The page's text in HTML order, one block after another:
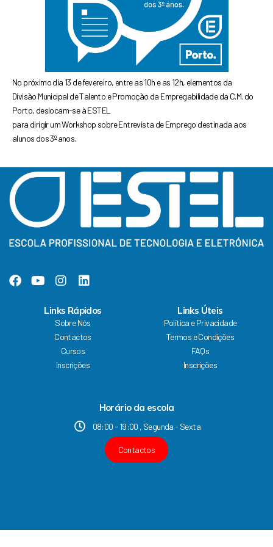
No próximo dia 13 de fevereiro, entre as 10h e as 12h, elementos da
Divisão Municipal de Talento e Promoção da Empregabilidade da C.M. do
Porto, deslocam-se à ESTEL
para dirigir um Workshop sobre Entrevista de Emprego destinada aos
alunos dos 3º anos.
F
Y
I
t
a
g
r
a
L
n
k
e
d
i
n
Links Rápidos
Sobre Nós
Contactos
Cursos
Inscrições
Links Úteis
Política e Privacidade
Termos e Condições
FAQs
Inscrições
Horário da escola
08:00 - 19:00 , Segunda - Sexta
Contactos